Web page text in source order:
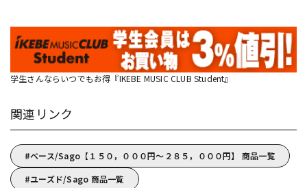
学生さんならいつでもお得『IKEBE MUSIC CLUB Student』
関連リンク
ベース/Sago【１５０，０００円～２８５，０００円】 商品一覧
ユーズド/Sago 商品一覧